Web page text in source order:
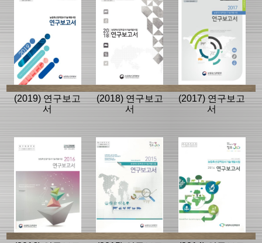
(2019) 연구보고
서
(2018) 연구보고
서
(2017) 연구보고
서